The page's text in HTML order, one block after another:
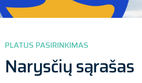
PLATUS PASIRINKIMAS
Narysčių sąrašas